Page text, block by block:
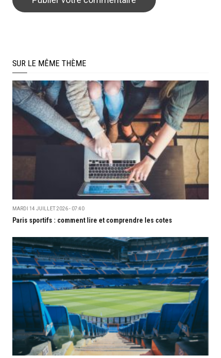
SUR LE MÊME THÈME
MARDI 14 JUILLET 2026 - 07:40
Paris sportifs : comment lire et comprendre les cotes